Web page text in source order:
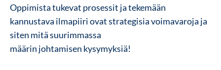
Oppimista tukevat prosessit ja tekemään
kannustava ilmapiiri ovat strategisia voimavaroja ja
siten mitä suurimmassa
määrin johtamisen kysymyksiä!